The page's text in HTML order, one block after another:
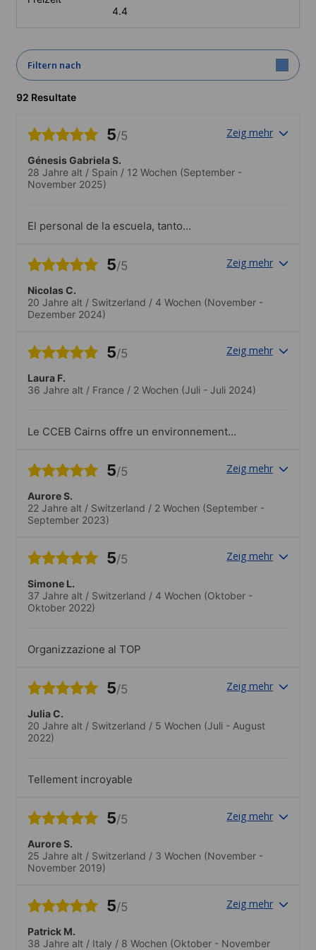
4.4
Filtern nach
92 Resultate
5/5 Zeig mehr
Génesis Gabriela S.
28 Jahre alt / Spain / 12 Wochen (September -
November 2025)
El personal de la escuela, tanto
entregadas, divertidas y un sinfín de
estudiando.
5/5 Zeig mehr
Nicolas C.
20 Jahre alt / Switzerland / 4 Wochen (November -
Dezember 2024)
5/5 Zeig mehr
Laura F.
36 Jahre alt / France / 2 Wochen (Juli - Juli 2024)
Le CCEB Cairns offre un environnement
centre ville, proche de toutes
5/5 Zeig mehr
Aurore S.
22 Jahre alt / Switzerland / 2 Wochen (September -
September 2023)
5/5 Zeig mehr
Simone L.
37 Jahre alt / Switzerland / 4 Wochen (Oktober -
Oktober 2022)
Organizzazione al TOP
5/5 Zeig mehr
Julia C.
20 Jahre alt / Switzerland / 5 Wochen (Juli - August
2022)
Tellement incroyable
5/5 Zeig mehr
Aurore S.
25 Jahre alt / Switzerland / 3 Wochen (November -
November 2019)
5/5 Zeig mehr
Patrick M.
38 Jahre alt / Italy / 8 Wochen (Oktober - November